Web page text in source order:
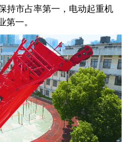
持市占率第一，电动起重机
第一。